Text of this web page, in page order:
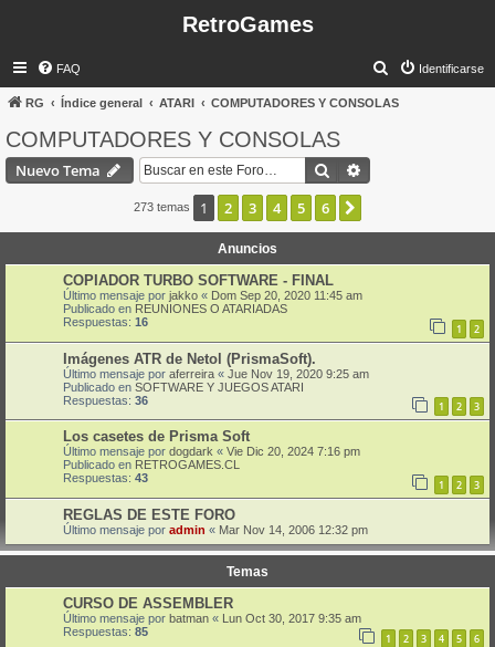
RetroGames
FAQ Identificarse
RG Índice general ATARI COMPUTADORES Y CONSOLAS
COMPUTADORES Y CONSOLAS
Nuevo Tema Buscar
273 temas 1 2 3 4 5 6
Anuncios
COPIADOR TURBO SOFTWARE - FINAL
Último mensaje por jakko « Dom Sep 20, 2020 11:45 am
Publicado en REUNIONES O ATARIADAS
Respuestas: 16 1 2
Imágenes ATR de Netol (PrismaSoft).
Último mensaje por aferreira « Jue Nov 19, 2020 9:25 am
Publicado en SOFTWARE Y JUEGOS ATARI
Respuestas: 36 1 2 3
Los casetes de Prisma Soft
Último mensaje por dogdark « Vie Dic 20, 2024 7:16 pm
Publicado en RETROGAMES.CL
Respuestas: 43 1 2 3
REGLAS DE ESTE FORO
Último mensaje por admin « Mar Nov 14, 2006 12:32 pm
Temas
CURSO DE ASSEMBLER
Último mensaje por batman « Lun Oct 30, 2017 9:35 am
Respuestas: 85 1 2 3 4 5 6